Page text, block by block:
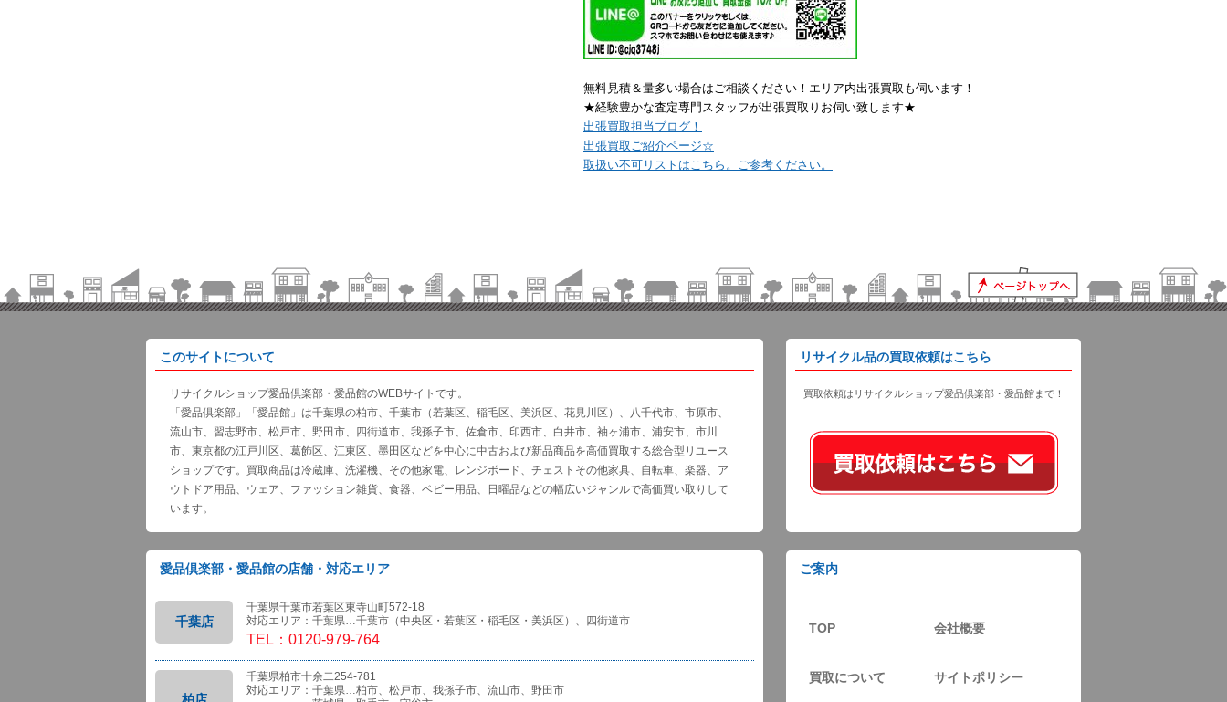
無料見積＆量多い場合はご相談ください！エリア内出張買取も伺います！
★経験豊かな査定専門スタッフが出張買取りお伺い致します★
出張買取担当ブログ！
出張買取ご紹介ページ☆
取扱い不可リストはこちら。ご参考ください。
このサイトについて
リサイクルショップ愛品倶楽部・愛品館のWEBサイトです。
「愛品倶楽部」「愛品館」は千葉県の柏市、千葉市（若葉区、稲毛区、美浜区、花見川区）、八千代市、市原市、
流山市、習志野市、松戸市、野田市、四街道市、我孫子市、佐倉市、印西市、白井市、袖ヶ浦市、浦安市、市川
市、東京都の江戸川区、葛飾区、江東区、墨田区などを中心に中古および新品商品を高価買取する総合型リユース
ショップです。買取商品は冷蔵庫、洗濯機、その他家電、レンジボード、チェストその他家具、自転車、楽器、ア
ウトドア用品、ウェア、ファッション雑貨、食器、ベビー用品、日曜品などの幅広いジャンルで高価買い取りして
います。
リサイクル品の買取依頼はこちら
買取依頼はリサイクルショップ愛品倶楽部・愛品館まで！
愛品倶楽部・愛品館の店舗・対応エリア
千葉店
千葉県千葉市若葉区東寺山町572-18
対応エリア：千葉県…千葉市（中央区・若葉区・稲毛区・美浜区）、四街道市
TEL：0120-979-764
千葉県柏市十余二254-781
対応エリア：千葉県…柏市、松戸市、我孫子市、流山市、野田市
ご案内
TOP 会社概要
買取について サイトポリシー